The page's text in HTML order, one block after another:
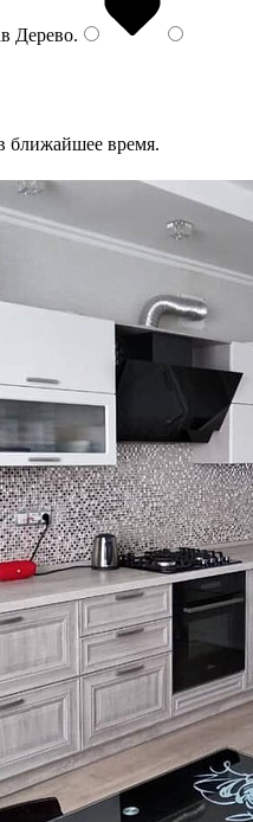
Дерево.
ближайшее время.